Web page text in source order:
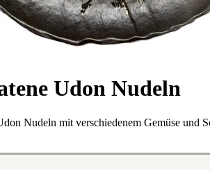
Udon Nudeln
Nudeln mit verschiedenem Gemüse und